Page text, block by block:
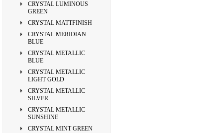
CRYSTAL LUMINOUS
GREEN
CRYSTAL MATTFINISH
CRYSTAL MERIDIAN
BLUE
CRYSTAL METALLIC
BLUE
CRYSTAL METALLIC
LIGHT GOLD
CRYSTAL METALLIC
SILVER
CRYSTAL METALLIC
SUNSHINE
CRYSTAL MINT GREEN